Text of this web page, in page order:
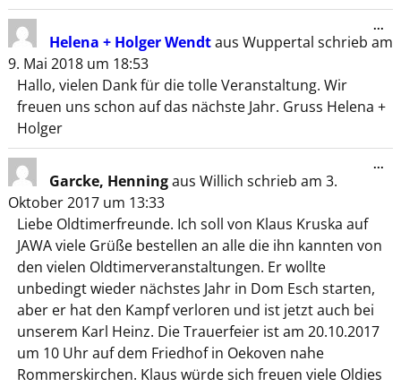
Helena + Holger Wendtaus Wuppertal schrieb am
9. Mai 2018 um 18:53
Hallo, vielen Dank für die tolle Veranstaltung. Wir
freuen uns schon auf das nächste Jahr. Gruss Helena +
Holger
...
Garcke, Henningaus Willich schrieb am 3.
Oktober 2017 um 13:33
Liebe Oldtimerfreunde. Ich soll von Klaus Kruska auf
JAWA viele Grüße bestellen an alle die ihn kannten von
den vielen Oldtimerveranstaltungen. Er wollte
unbedingt wieder nächstes Jahr in Dom Esch starten,
aber er hat den Kampf verloren und ist jetzt auch bei
unserem Karl Heinz. Die Trauerfeier ist am 20.10.2017
um 10 Uhr auf dem Friedhof in Oekoven nahe
Rommerskirchen. Klaus würde sich freuen viele Oldies
...